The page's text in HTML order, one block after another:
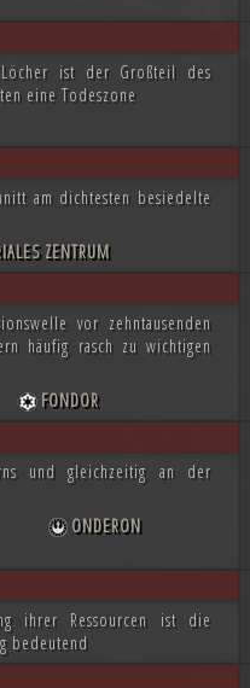
ist der Großteil des
eine Todeszone
am dichtesten besiedelte
ZENTRUM
vor zehntausenden
häufig rasch zu wichtigen
FONDOR
und gleichzeitig an der
ONDERON
ihrer Ressourcen ist die
bedeutend